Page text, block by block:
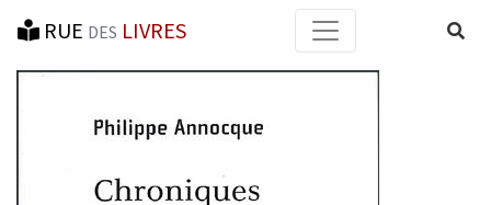
RUE DES LIVRES